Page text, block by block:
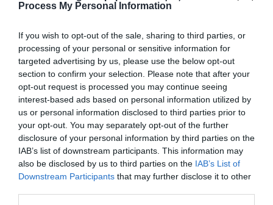
Process My Personal Information
If you wish to opt-out of the sale, sharing to third parties, or
processing of your personal or sensitive information for
targeted advertising by us, please use the below opt-out
section to confirm your selection. Please note that after your
opt-out request is processed you may continue seeing
interest-based ads based on personal information utilized by
us or personal information disclosed to third parties prior to
your opt-out. You may separately opt-out of the further
disclosure of your personal information by third parties on the
IAB’s list of downstream participants. This information may
also be disclosed by us to third parties on the IAB’s List of
Downstream Participants that may further disclose it to other
tournament)
EXPERT GRAPHITE Pro jig 3 (special edition for
tournament)
Πανέμορφα, ποιοτικά και δυνατά καλάμια για πολλές
τεχνικές ψαρέματος σε εκπληκτική τιμή!Πρόκειται για
σειρά καλαμιών για την τεχνική του vertical jigging
κατάλληλα όμως και για ζόκα, κοντοφύλακα αλλά και
ψάρεμα με σιλικόνες (black minnow).Είναι ενισχυμένα σε
όλο τους το μήκος με χιαστή πλέξη carbon που τα δίνει
μοναδική δύναμη επαναφοράς και αντοχή! Εξοπλισμένα
με βάση μηχανισμού fuji japan με ενισχυμένο σφιγκτήρα.